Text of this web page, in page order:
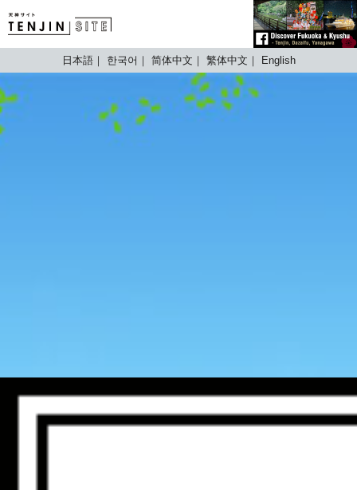
TENJIN SITE
日本語 한국어 简体中文 繁体中文 English